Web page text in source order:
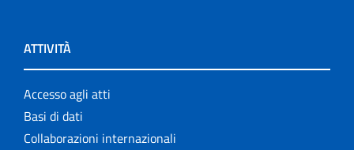
ATTIVITÀ
Accesso agli atti
Basi di dati
Collaborazioni internazionali